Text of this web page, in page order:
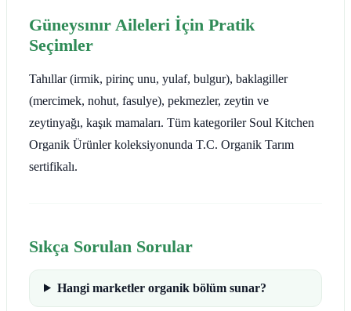
Güneysınır Aileleri İçin Pratik
Seçimler
Tahıllar (irmik, pirinç unu, yulaf, bulgur), baklagiller
(mercimek, nohut, fasulye), pekmezler, zeytin ve
zeytinyağı, kaşık mamaları. Tüm kategoriler Soul Kitchen
Organik Ürünler koleksiyonunda T.C. Organik Tarım
sertifikalı.
Sıkça Sorulan Sorular
Hangi marketler organik bölüm sunar?